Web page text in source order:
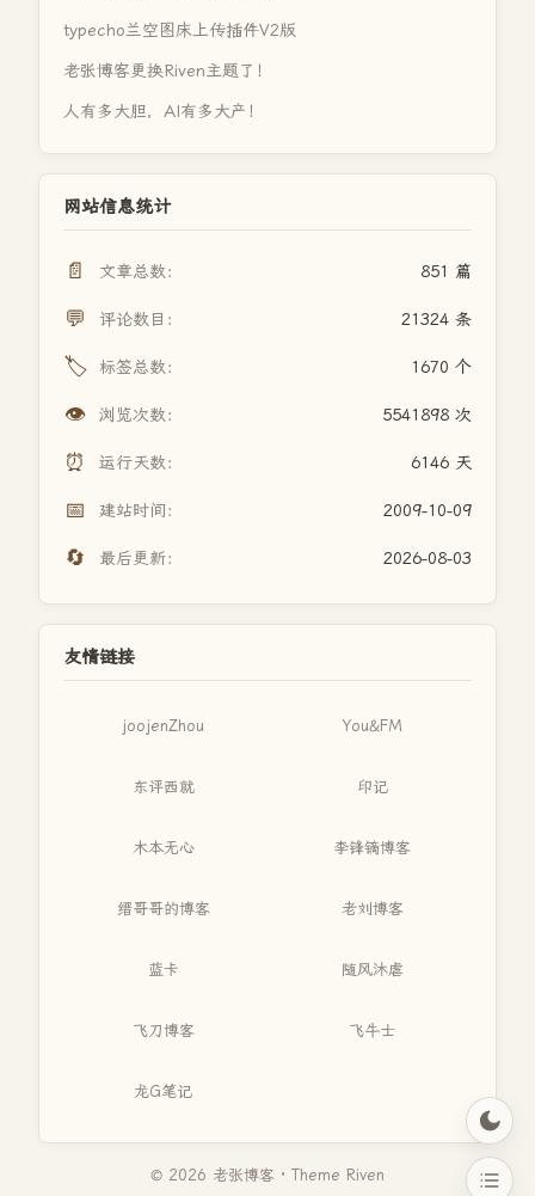
typecho兰空图床上传插件V2版
老张博客更换Riven主题了！
人有多大胆，AI有多大产！
网站信息统计
📄 文章总数： 851 篇
💬 评论数目： 21324 条
🏷️ 标签总数： 1670 个
👁️ 浏览次数： 5541898 次
⏰ 运行天数： 6146 天
📅 建站时间： 2009-10-09
🔄 最后更新： 2026-08-03
友情链接
joojenZhou You&FM
东评西就 印记
木本无心 李锋镝博客
缙哥哥的博客 老刘博客
蓝卡 随风沐虐
飞刀博客 飞牛士
龙G笔记
© 2026 老张博客 · Theme Riven